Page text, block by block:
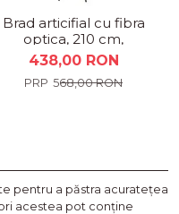
Brad articifial cu fibra
optica, 210 cm,
multicolor
438,00 RON
568,00 RON
pentru a păstra acurateţea
acestea pot conţine